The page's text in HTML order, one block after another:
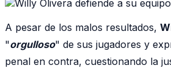
A pesar de los malos resultados,
"orgulloso" de sus jugadores y
penal en contra, cuestionando la